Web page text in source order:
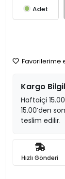
Adet
Favorilerime
Kargo
Haftaiçi
15.00’den
teslim edilir.
Hızlı Gönderi